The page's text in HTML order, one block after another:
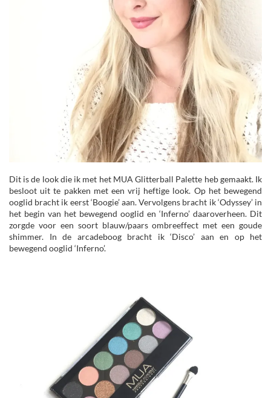
Dit is de look die ik met het MUA Glitterball Palette heb gemaakt. Ik
besloot uit te pakken met een vrij heftige look. Op het bewegend
ooglid bracht ik eerst ‘Boogie’ aan. Vervolgens bracht ik ‘Odyssey’ in
het begin van het bewegend ooglid en ‘Inferno’ daaroverheen. Dit
zorgde voor een soort blauw/paars ombreeffect met een goude
shimmer. In de arcadeboog bracht ik ‘Disco’ aan en op het
bewegend ooglid ‘Inferno’.